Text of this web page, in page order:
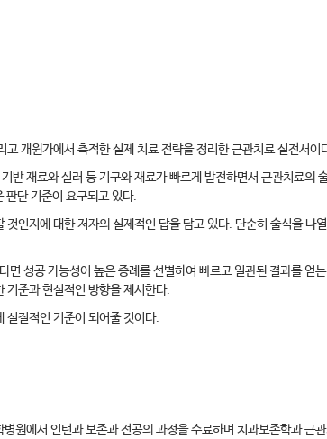
개원가에서 축적한 실제 치료 전략을 정리한 근관치료 실전서이
재료와 실러 등 기구와 재료가 빠르게 발전하면서 근관치료의
판단 기준이 요구되고 있다.
인지에 대한 저자의 실제적인 답을 담고 있다. 단순히 술식을 나
성공 가능성이 높은 증례를 선별하여 빠르고 일관된 결과를 얻
기준과 현실적인 방향을 제시한다.
실질적인 기준이 되어줄 것이다.
원에서 인턴과 보존과 전공의 과정을 수료하며 치과보존학과 근